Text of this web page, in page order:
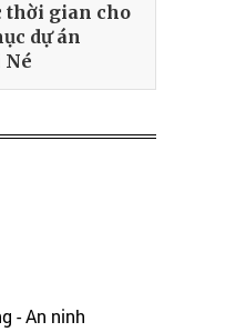
thời gian cho
dự án
Né
- An ninh